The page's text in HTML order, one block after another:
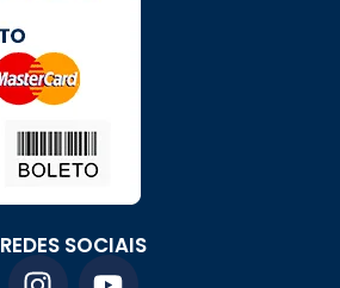
REDES SOCIAIS